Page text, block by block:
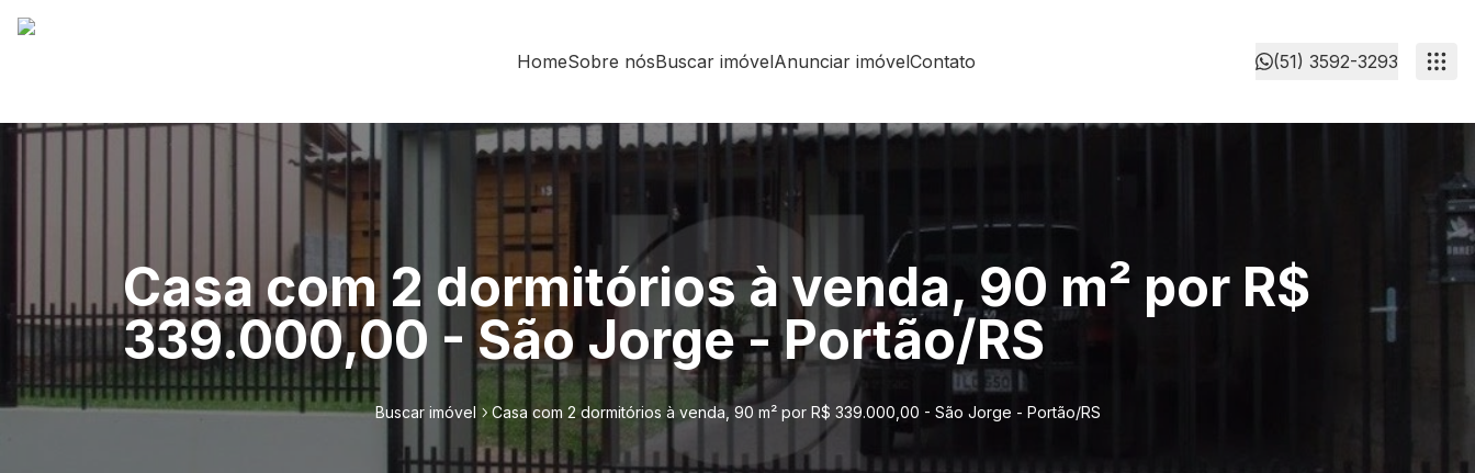
HomeSobre nósBuscar imóvelAnunciar imóvelContato (51) 3592-3293
Casa com 2 dormitórios à venda, 90 m² por R$
339.000,00 - São Jorge - Portão/RS
Buscar imóvel Casa com 2 dormitórios à venda, 90 m² por R$ 339.000,00 - São Jorge - Portão/RS